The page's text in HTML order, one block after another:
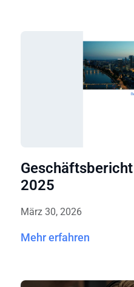
2025
März 30, 2026
Mehr erfahren